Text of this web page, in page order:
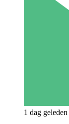
1 dag geleden